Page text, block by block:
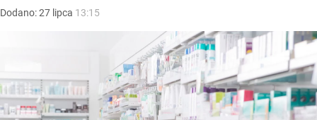
Dodano:27 lipca 13:15